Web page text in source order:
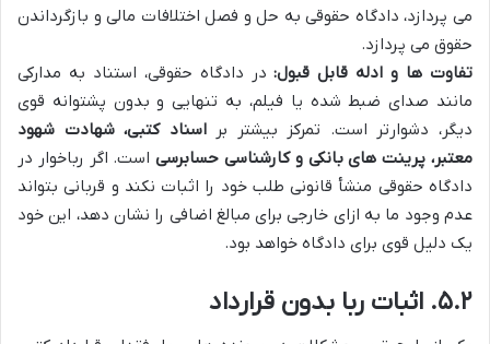
می پردازد، دادگاه حقوقی به حل و فصل اختلافات مالی و بازگرداندن
حقوق می پردازد.
تفاوت ها و ادله قابل قبول:در دادگاه حقوقی، استناد به مدارکی
مانند صدای ضبط شده یا فیلم، به تنهایی و بدون پشتوانه قوی
دیگر، دشوارتر است. تمرکز بیشتر براسناد کتبی، شهادت شهود
معتبر، پرینت های بانکی و کارشناسی حسابرسیاست. اگر رباخوار در
دادگاه حقوقی منشأ قانونی طلب خود را اثبات نکند و قربانی بتواند
عدم وجود ما به ازای خارجی برای مبالغ اضافی را نشان دهد، این خود
یک دلیل قوی برای دادگاه خواهد بود.
۵.۲. اثبات ربا بدون قرارداد